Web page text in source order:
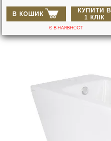
В КОШИК
КУПИТИ В
1 КЛІК
Є В НАЯВНОСТІ